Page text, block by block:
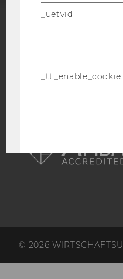
© 2026
_uetvid
_tt_enable_cookie